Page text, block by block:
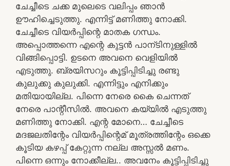
ചേച്ചീടെ ചക്ക മുലെടെ വലിപ്പം ഞാൻ
ഊഹിച്ചെടുത്തു. എന്നിട്ട് മണിത്തു നോക്കി.
ചേച്ചീടെ വിയർപ്പിന്റെ മാതക ഗന്ധം.
അപ്പൊത്തന്നെ എന്റെ കുട്ടൻ പാന്ടിനുള്ളിൽ
വിങ്ങിപ്പൊട്ടി. ഉടനെ അവനെ വെളിയിൽ
എടുത്തു. ബ്രയിസറും കൂട്ടിപ്പിടിച്ചു രണ്ടു
കുലുക്കു കുലുക്കി. എന്നിട്ടും എനിക്കും
മതിയായില്ല. പിന്നെ നേരെ കൈ ചെന്നത്
നേരെ പാന്റീസിൽ. അവനെ കയ്യിൽ എടുത്തു
മണിത്തു നോക്കി. എന്റ മോനെ… ചേച്ചീടെ
മദജലതിന്റേം വിയർപ്പിന്റെമ് മൂത്രത്തിന്റേം ഒക്കെ
കൂടിയ കഴപ്പ് കേറ്റുന്ന നല്ല അസ്സൽ മണം.
പിന്നെ ഒന്നും നോക്കീല്ല.. അവനേം കൂട്ടിപ്പിടിച്ചു